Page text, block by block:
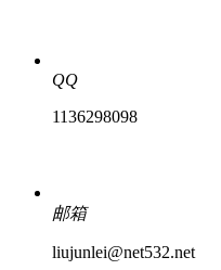
QQ
1136298098
邮箱
liujunlei@net532.net